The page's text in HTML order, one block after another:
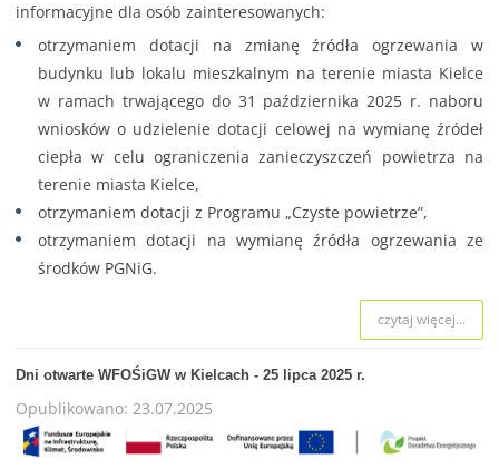
informacyjne dla osób zainteresowanych:
otrzymaniem dotacji na zmianę źródła ogrzewania w
budynku lub lokalu mieszkalnym na terenie miasta Kielce
w ramach trwającego do 31 października 2025 r. naboru
wniosków o udzielenie dotacji celowej na wymianę źródeł
ciepła w celu ograniczenia zanieczyszczeń powietrza na
terenie miasta Kielce,
otrzymaniem dotacji z Programu „Czyste powietrze”,
otrzymaniem dotacji na wymianę źródła ogrzewania ze
środków PGNiG.
czytaj więcej...
Dni otwarte WFOŚiGW w Kielcach - 25 lipca 2025 r.
Opublikowano: 23.07.2025